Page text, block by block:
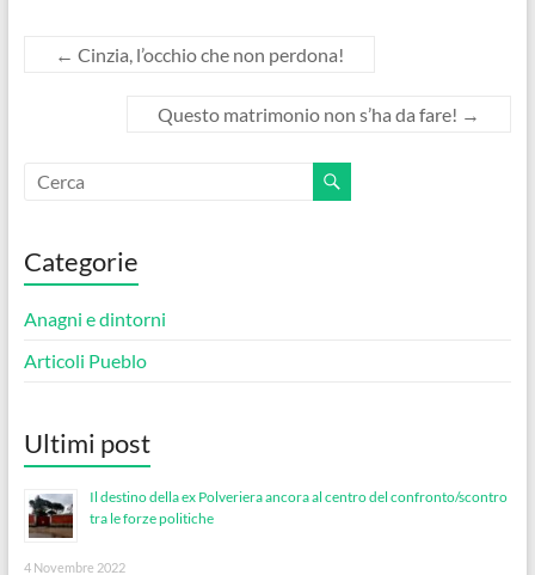
← Cinzia, l’occhio che non perdona!
Questo matrimonio non s’ha da fare! →
Categorie
Anagni e dintorni
Articoli Pueblo
Ultimi post
Il destino della ex Polveriera ancora al centro del confronto/scontro
tra le forze politiche
4 Novembre 2022